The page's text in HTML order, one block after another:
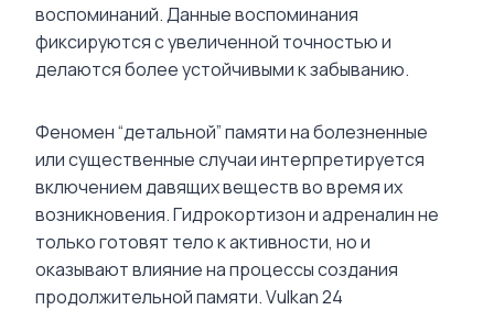
воспоминаний. Данные воспоминания
фиксируются с увеличенной точностью и
делаются более устойчивыми к забыванию.
Феномен “детальной” памяти на болезненные
или существенные случаи интерпретируется
включением давящих веществ во время их
возникновения. Гидрокортизон и адреналин не
только готовят тело к активности, но и
оказывают влияние на процессы создания
продолжительной памяти. Vulkan 24